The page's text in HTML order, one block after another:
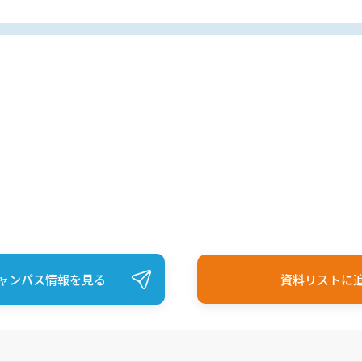
ンパス情報を見る 資料リストに